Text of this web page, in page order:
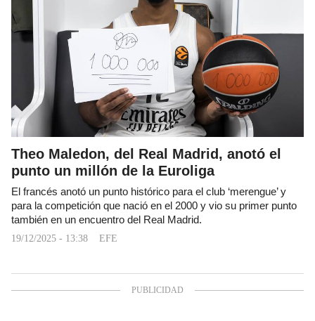
Theo Maledon, del Real Madrid, anotó el
punto un millón de la Euroliga
El francés anotó un punto histórico para el club ‘merengue’ y
para la competición que nació en el 2000 y vio su primer punto
también en un encuentro del Real Madrid.
19/12/2025 - 13:38 EFE